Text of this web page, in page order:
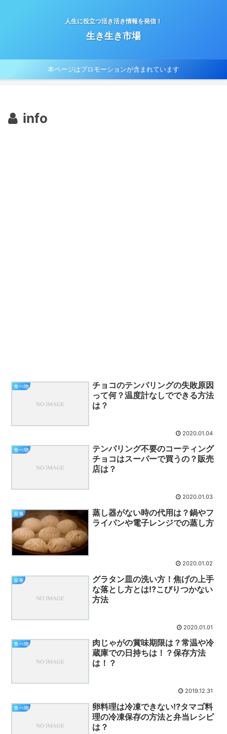
人生に役立つ活き活き情報を発信！
生き生き市場
本ページはプロモーションが含まれています
info
食べ物
チョコのテンパリングの失敗原因
って何？温度計なしでできる方法
は？
2020.01.04
食べ物
テンパリング不要のコーティング
チョコはスーパーで買うの？販売
店は？
2020.01.03
家事
蒸し器がない時の代用は？鍋やフ
ライパンや電子レンジでの蒸し方
2020.01.02
家事
グラタン皿の洗い方！焦げの上手
な落とし方とは⁉こびりつかない
方法
2020.01.01
食べ物
肉じゃがの賞味期限は？常温や冷
蔵庫での日持ちは！？保存方法
は！？
2019.12.31
食べ物
卵料理は冷凍できない⁉タマゴ料
理の冷凍保存の方法と弁当レシピ
は？